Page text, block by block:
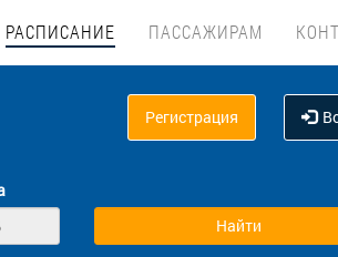
РАСПИСАНИЕ ПАССАЖИРАМ
Регистрация